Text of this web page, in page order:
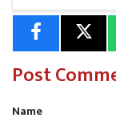
Post
Name